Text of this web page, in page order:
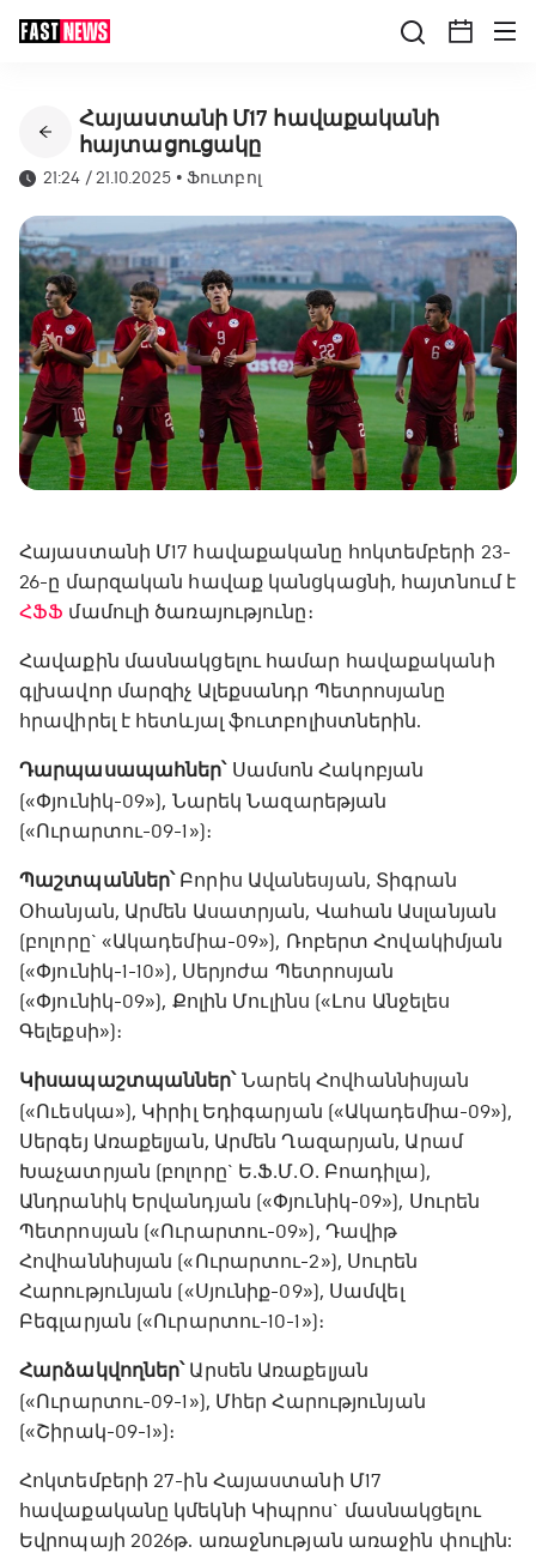
Հայաստանի Մ17 հավաքականի
հայտացուցակը
21:24 / 21.10.2025 •Ֆուտբոլ
Հայաստանի Մ17 հավաքականը հոկտեմբերի 23-
26-ը մարզական հավաք կանցկացնի, հայտնում է
ՀՖՖ մամուլի ծառայությունը։
Հավաքին մասնակցելու համար հավաքականի
գլխավոր մարզիչ Ալեքսանդր Պետրոսյանը
հրավիրել է հետևյալ ֆուտբոլիստներին.
Դարպասապահներ՝Սամսոն Հակոբյան
(«Փյունիկ-09»), Նարեկ Նազարեթյան
(«Ուրարտու-09-1»)։
Պաշտպաններ՝Բորիս Ավանեսյան, Տիգրան
Օհանյան, Արմեն Ասատրյան, Վահան Ասլանյան
(բոլորը` «Ակադեմիա-09»), Ռոբերտ Հովակիմյան
(«Փյունիկ-1-10»), Սերյոժա Պետրոսյան
(«Փյունիկ-09»), Քոլին Մուլինս («Լոս Անջելես
Գելեքսի»)։
Կիսապաշտպաններ՝Նարեկ Հովհաննիսյան
(«Ուեսկա»), Կիրիլ Եդիգարյան («Ակադեմիա-09»),
Սերգեյ Առաքելյան, Արմեն Ղազարյան, Արամ
Խաչատրյան (բոլորը` Ե․Ֆ․Մ․Օ․ Բոադիլա),
Անդրանիկ Երվանդյան («Փյունիկ-09»), Սուրեն
Պետրոսյան («Ուրարտու-09»), Դավիթ
Հովհաննիսյան («Ուրարտու-2»), Սուրեն
Հարությունյան («Սյունիք-09»), Սամվել
Բեգլարյան («Ուրարտու-10-1»)։
Հարձակվողներ՝Արսեն Առաքելյան
(«Ուրարտու-09-1»), Մհեր Հարությունյան
(«Շիրակ-09-1»)։
Հոկտեմբերի 27-ին Հայաստանի Մ17
հավաքականը կմեկնի Կիպրոս` մասնակցելու
Եվրոպայի 2026թ. առաջնության առաջին փուլին: